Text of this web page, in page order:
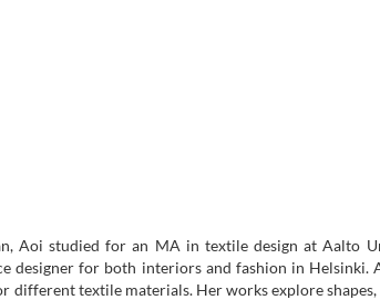
Aoi studied for an MA in textile design at Aalto
designer for both interiors and fashion in Helsinki.
different textile materials. Her works explore